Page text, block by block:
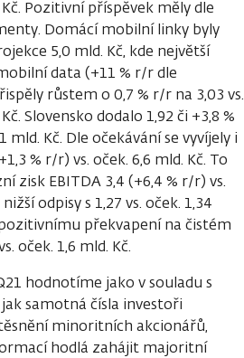
Kč. Pozitivní příspěvek měly dle
Domácí mobilní linky byly
5,0 mld. Kč, kde největší
data (+11 % r/r dle
růstem o 0,7 % r/r na 3,03 vs.
Slovensko dodalo 1,92 či +3,8 %
mld. Kč. Dle očekávání se vyvíjely i
% r/r) vs. oček. 6,6 mld. Kč. To
zisk EBITDA 3,4 (+6,4 % r/r) vs.
odpisy s 1,27 vs. oček. 1,34
překvapení na čistém
oček. 1,6 mld. Kč.
hodnotíme jako v souladu s
samotná čísla investoři
minoritních akcionářů,
hodlá zahájit majoritní